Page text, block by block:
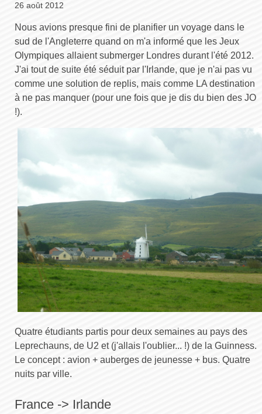
26 août 2012
Nous avions presque fini de planifier un voyage dans le
sud de l'Angleterre quand on m'a informé que les Jeux
Olympiques allaient submerger Londres durant l'été 2012.
J'ai tout de suite été séduit par l'Irlande, que je n'ai pas vu
comme une solution de replis, mais comme LA destination
à ne pas manquer (pour une fois que je dis du bien des JO
!).
Quatre étudiants partis pour deux semaines au pays des
Leprechauns, de U2 et (j'allais l'oublier... !) de la Guinness.
Le concept : avion + auberges de jeunesse + bus. Quatre
nuits par ville.
France -> Irlande